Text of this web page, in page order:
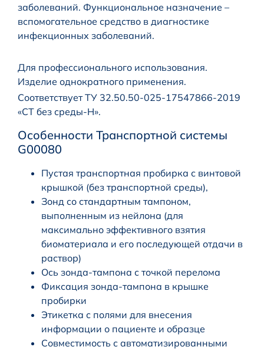
заболеваний. Функциональное назначение –
вспомогательное средство в диагностике
инфекционных заболеваний.
Для профессионального использования.
Изделие однократного применения.
Соответствует ТУ 32.50.50-025-17547866-2019
«СТ без среды-Н».
Особенности Транспортной системы
G00080
Пустая транспортная пробирка с винтовой
крышкой (без транспортной среды),
Зонд со стандартным тампоном,
выполненным из нейлона (для
максимально эффективного взятия
биоматериала и его последующей отдачи в
раствор)
Ось зонда-тампона с точкой перелома
Фиксация зонда-тампона в крышке
пробирки
Этикетка с полями для внесения
информации о пациенте и образце
Совместимость с автоматизированными